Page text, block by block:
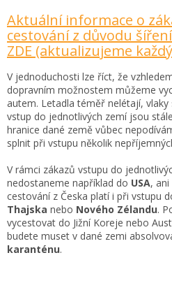
Aktuální informace o
cestování z důvodu
ZDE (aktualizujeme
V jednoduchosti lze říct, že
dopravním možnostem můžeme
autem. Letadla téměř nelétají,
vstup do jednotlivých zemí jsou
hranice dané země vůbec
splnit při vstupu několik
V rámci zákazů vstupu do
nedostaneme například do USA,
cestování z Česka platí i při vstupu
Thajska nebo Nového Zélandu.
vycestovat do Jižní Koreje nebo
budete muset v dané zemi
karanténu.